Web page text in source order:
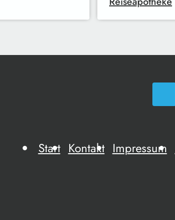
Start Kontakt Impressum